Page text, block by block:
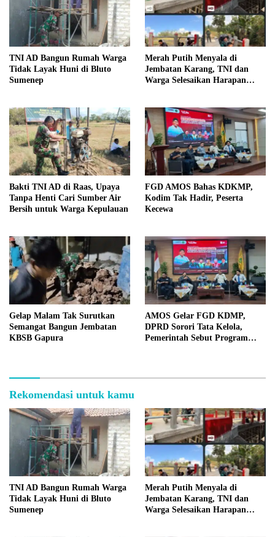
TNI AD Bangun Rumah Warga
Tidak Layak Huni di Bluto
Sumenep
Merah Putih Menyala di
Jembatan Karang, TNI dan
Warga Selesaikan Harapan
Bakti TNI AD di Raas, Upaya
Tanpa Henti Cari Sumber Air
Bersih untuk Warga Kepulauan
FGD AMOS Bahas KDKMP,
Kodim Tak Hadir, Peserta
Kecewa
Gelap Malam Tak Surutkan
Semangat Bangun Jembatan
KBSB Gapura
AMOS Gelar FGD KDMP,
DPRD Sorori Tata Kelola,
Pemerintah Sebut Program
Rekomendasi untuk kamu
TNI AD Bangun Rumah Warga
Tidak Layak Huni di Bluto
Sumenep
Merah Putih Menyala di
Jembatan Karang, TNI dan
Warga Selesaikan Harapan